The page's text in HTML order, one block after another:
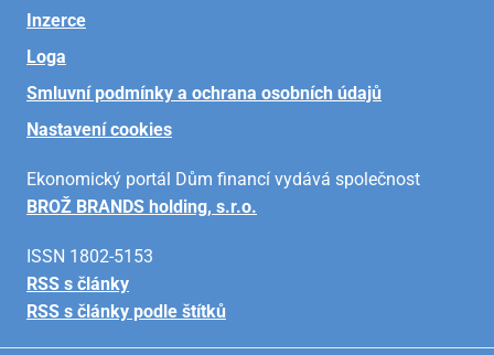
Inzerce
Loga
Smluvní podmínky a ochrana osobních údajů
Nastavení cookies
Ekonomický portál Dům financí vydává společnost
BROŽ BRANDS holding, s.r.o.
ISSN 1802-5153
RSS s články
RSS s články podle štítků